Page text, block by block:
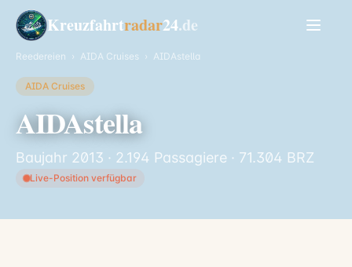
Kreuzfahrtradar24.de
Reedereien › AIDA Cruises › AIDAstella
AIDA Cruises
AIDAstella
Baujahr 2013 · 2.194 Passagiere · 71.304 BRZ
Live-Position verfügbar